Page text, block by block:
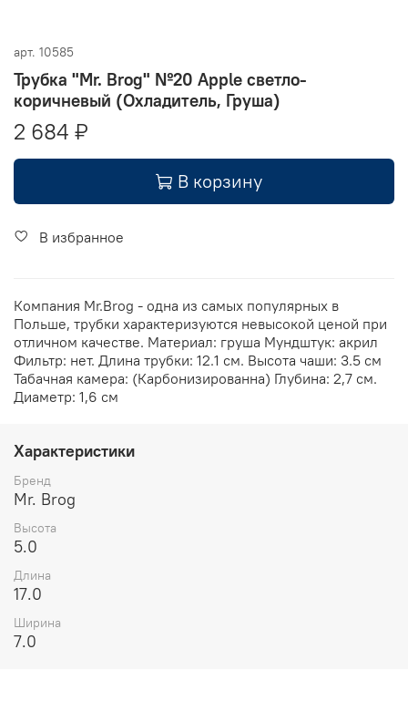
арт. 10585
Трубка "Mr. Brog" №20 Apple светло-
коричневый (Охладитель, Груша)
2 684 ₽
В корзину
В избранное
Компания Mr.Brog - одна из самых популярных в
Польше, трубки характеризуются невысокой ценой при
отличном качестве. Материал: груша Мундштук: акрил
Фильтр: нет. Длина трубки: 12.1 см. Высота чаши: 3.5 см
Табачная камера: (Карбонизированна) Глубина: 2,7 см.
Диаметр: 1,6 см
Характеристики
Бренд
Mr. Brog
Высота
5.0
Длина
17.0
Ширина
7.0